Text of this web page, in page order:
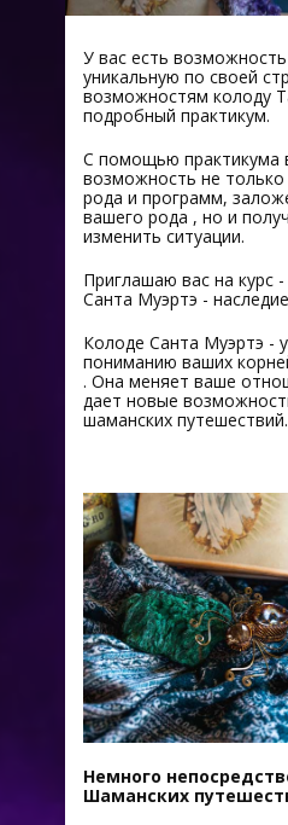
У вас есть
уникальную по своей
возможностям колоду
подробный практикум.
C помощью практикума
возможность не только
рода и программ,
вашего рода , но и
изменить ситуации.
Приглашаю вас на курс
Санта Муэртэ -
Колоде Санта Муэртэ -
пониманию ваших
. Она меняет ваше
дает новые
шаманских путешествий.
Немного
Шаманских